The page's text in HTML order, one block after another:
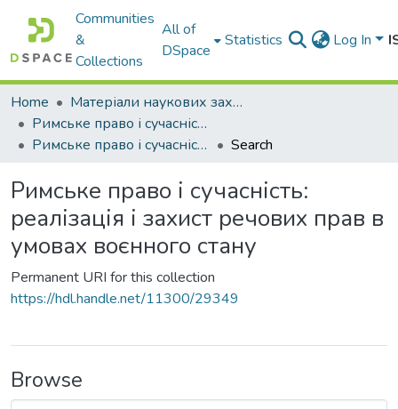
Communities
&
Collections
All of
DSpace
Statistics Log In
Home
Матеріали наукових заходів
Римське право і сучасність.
Римське право і сучасність: реалізація і захист речових прав в умовах воєнного стану
Search
Римське право і сучасність:
реалізація і захист речових прав в
умовах воєнного стану
Permanent URI for this collection
https://hdl.handle.net/11300/29349
Browse